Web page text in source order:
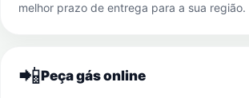
melhor prazo de entrega para a sua região.
📲Peça gás online